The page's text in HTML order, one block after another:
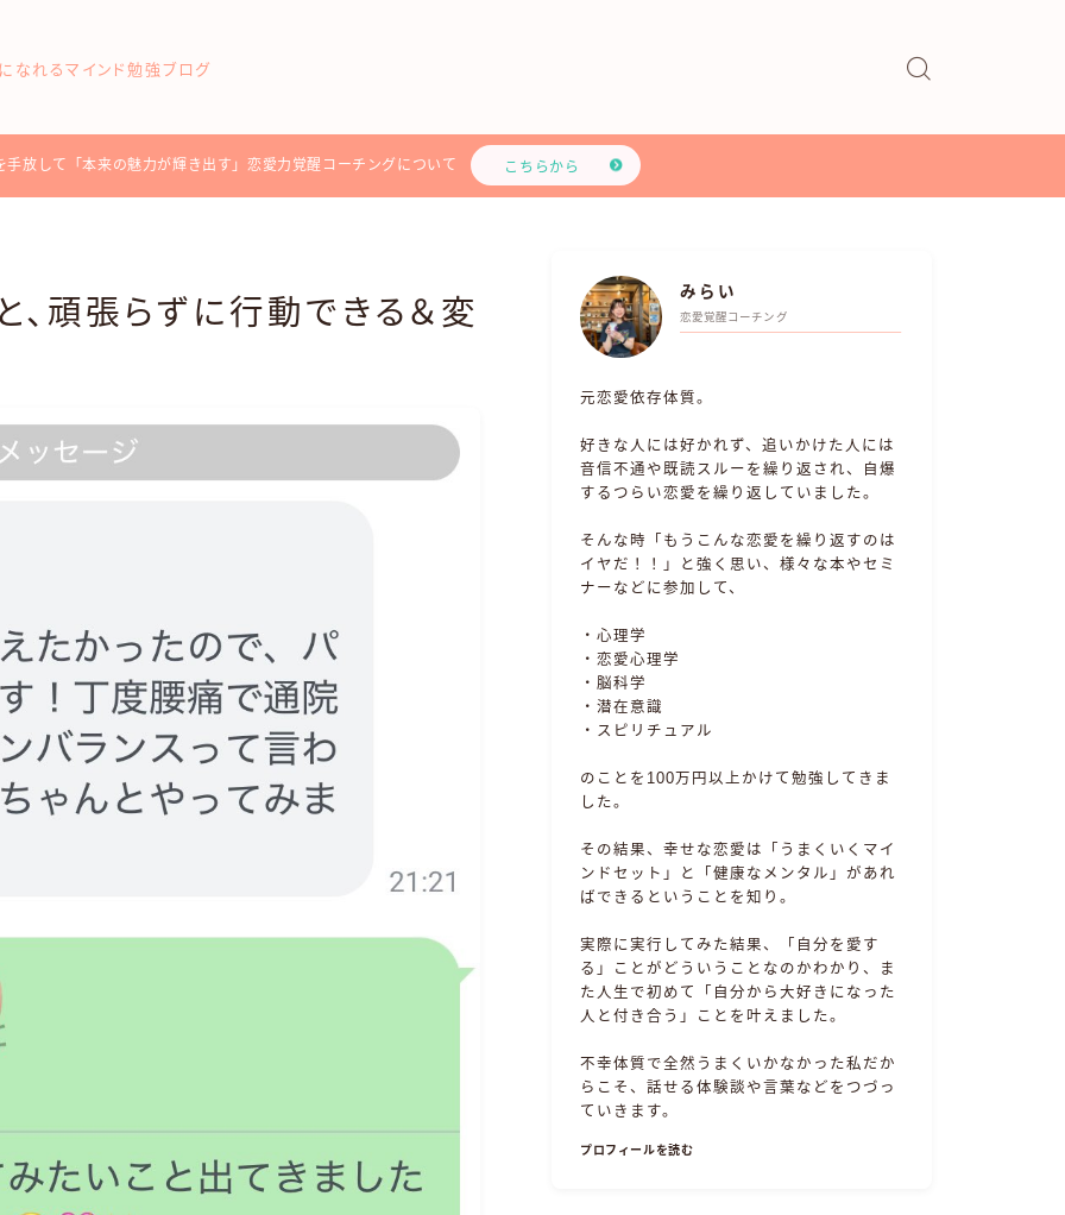
なれるマインド勉強ブログ
手放して「本来の魅力が輝き出す」恋愛力覚醒コーチングについて こちらから
、頑張らずに行動できる＆変
みらい
恋愛覚醒コーチング
元恋愛依存体質。
好きな人には好かれず、追いかけた人には
音信不通や既読スルーを繰り返され、自爆
するつらい恋愛を繰り返していました。
そんな時「もうこんな恋愛を繰り返すのは
イヤだ！！」と強く思い、様々な本やセミ
ナーなどに参加して、
・心理学
・恋愛心理学
・脳科学
・潜在意識
・スピリチュアル
のことを100万円以上かけて勉強してきま
した。
その結果、幸せな恋愛は「うまくいくマイ
ンドセット」と「健康なメンタル」があれ
ばできるということを知り。
実際に実行してみた結果、「自分を愛す
る」ことがどういうことなのかわかり、ま
た人生で初めて「自分から大好きになった
人と付き合う」ことを叶えました。
不幸体質で全然うまくいかなかった私だか
らこそ、話せる体験談や言葉などをつづっ
ていきます。
プロフィールを読む